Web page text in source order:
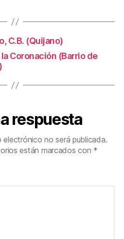
C.B. (Quijano)
Coronación (Barrio de
respuesta
no será publicada.
están marcados con *